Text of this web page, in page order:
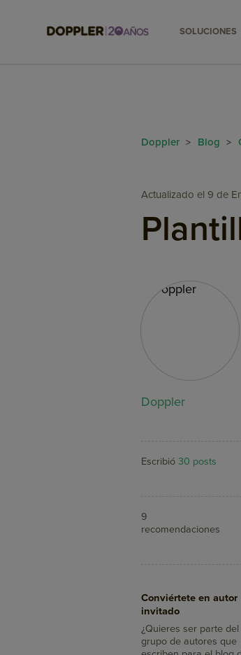
SOLUCIONES
Doppler > Blog >
Actualizado el 9 de
Doppler
Escribió30 posts
9
recomendaciones
Conviértete en autor
invitado
¿Quieres ser parte del
grupo de autores que